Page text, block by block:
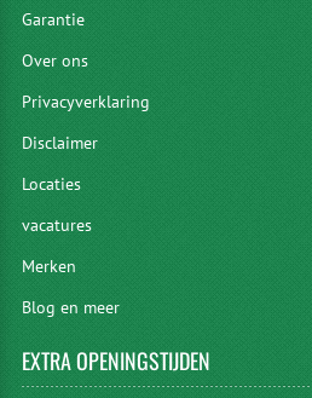
Garantie
Over ons
Privacyverklaring
Disclaimer
Locaties
vacatures
Merken
Blog en meer
EXTRAOPENINGSTIJDEN